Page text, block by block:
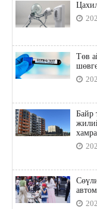
Төв
Байр